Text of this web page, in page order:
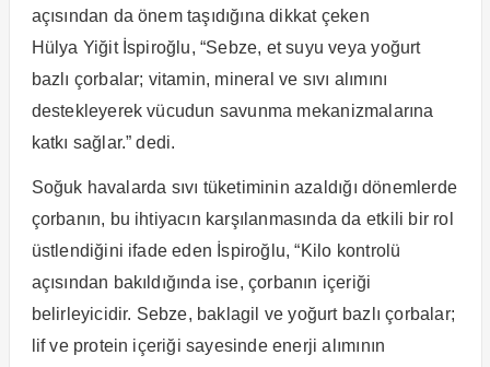
açısından da önem taşıdığına dikkat çeken
Hülya Yiğit İspiroğlu, “Sebze, et suyu veya yoğurt
bazlı çorbalar; vitamin, mineral ve sıvı alımını
destekleyerek vücudun savunma mekanizmalarına
katkı sağlar.” dedi.
Soğuk havalarda sıvı tüketiminin azaldığı dönemlerde
çorbanın, bu ihtiyacın karşılanmasında da etkili bir rol
üstlendiğini ifade eden İspiroğlu, “Kilo kontrolü
açısından bakıldığında ise, çorbanın içeriği
belirleyicidir. Sebze, baklagil ve yoğurt bazlı çorbalar;
lif ve protein içeriği sayesinde enerji alımının